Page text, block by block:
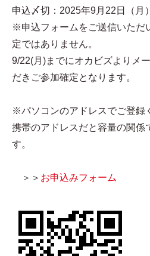
申込〆切：2025年9月22日（月
※申込フォームをご送信いただ
定ではありません。
9/22(月)までにオカビズよりメ
だきご参加確定となります。
※パソコンのアドレスでご登録
携帯のアドレスだと容量の関係
す。
＞＞ お申込みフォーム